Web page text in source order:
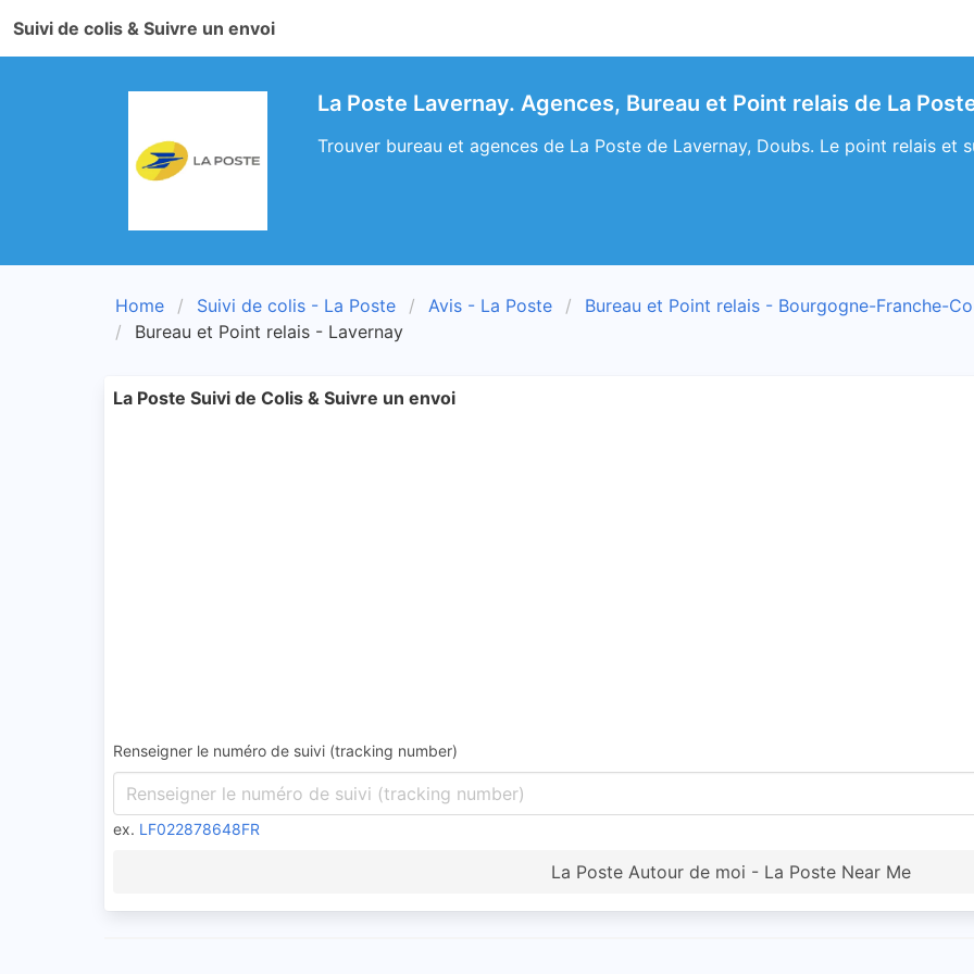
Suivi de colis & Suivre un envoi
La Poste Lavernay. Agences, Bureau et Point relais de La
Trouver bureau et agences de La Poste de Lavernay, Doubs. Le point relais et
Home Suivi de colis - La Poste Avis - La Poste
Bureau et Point relais - Bourgogne-Franche-
Bureau et Point relais - Lavernay
La Poste Suivi de Colis & Suivre un envoi
Renseigner le numéro de suivi (tracking number)
ex. LF022878648FR
La Poste Autour de moi - La Poste Near Me